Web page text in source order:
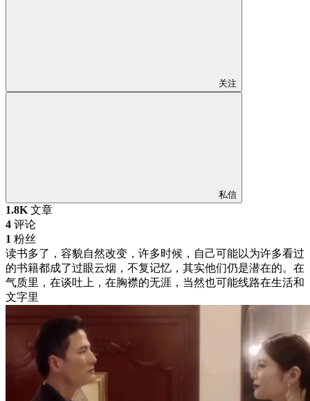
关注
私信
1.8K 文章
4 评论
1 粉丝
读书多了，容貌自然改变，许多时候，自己可能以为许多看过
的书籍都成了过眼云烟，不复记忆，其实他们仍是潜在的。在
气质里，在谈吐上，在胸襟的无涯，当然也可能线路在生活和
文字里